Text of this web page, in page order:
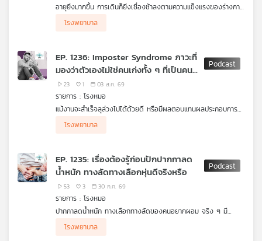
บทความ
กิจกรรม
อายุยิ่งมากขึ้น การเดินก็ยิ่งเชื่องช้าลงตามความแข็งแรงของร่างกาย
จึงเป็นเรื่องสำคัญมากในการเสริมสร้างกล้ามเนื้อและกระดูกให้แข็ง
แรง แต่ก็ไม่อาจปฏิเสธความเจ็บป่วยที่อาจเกิดขึ้นได้ ท่าทางและการ
กระดูก กล้ามเนื้อ หรือความเจ็บปวดบางอย่างที่อาจนำไปสู่โรคร้าย
แรงได้ รายการ โรงหมอ เล่าให้ฟังค่ะ
โรงพยาบาล
EP. 1236: Imposter Syndrome ภาวะที่
มองว่าตัวเองไม่ใช่คนเก่งทั้ง ๆ ที่เป็นคน
เก่ง
23 1 03 ส.ค. 69
รายการ : โรงหมอ
แม้งานจะสำเร็จลุล่วงไปได้ด้วยดี หรือมีผลตอบแทนผลประกอบการ
อยู่ในระดับผ่านเกณฑ์ ดี หรือดีมาก แต่บางคนกลับไม่ได้รู้สึกยินดีกับ
สิ่งสำเร็จที่ทำไป แต่รู้สึกเฉย ๆ ไม่ได้ยินดี มองว่าที่ทำได้เพระโชค
กันใหญ่ นี่เรียกว่า "ภาวะ Imposter Syndrome"
ทำไมภาวะนี้ทำให้คน ๆ หนึ่งรู้สึกว่าตัวเองไม่ได้เก่ง (ทั้ง ๆ ที่เก่ง)
หรือยินดีกับความสำเร็จ แล้วในยุคที่ AI เข้ามามีบทบาทในการทำงาน
โรงพยาบาล
EP. 1235: เรื่องต้องรู้ก่อนปักปากกาลด
น้ำหนัก ทางลัดทางเลือกหุ่นดีจริงหรือ
53 3 30 ก.ค. 69
รายการ : โรงหมอ
ปากกาลดน้ำหนัก ทางเลือกทางลัดของคนอยากผอม จริง ๆ มี
ประวัติยาวนานจากจุดเริ่มต้นการค้นพบสู่การพัฒนาปรับปรุงให้เป็นยา
รักษาเบาหวานชนิดที่ 2 ซึ่งพบว่าผลข้างเคียงของยาชนิดนี้คือ ทำให้ผู้
โรงพยาบาล